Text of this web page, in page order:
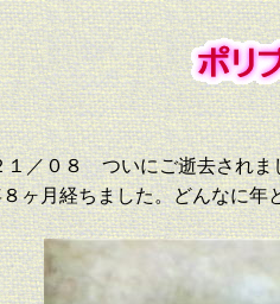
／０８ ついにご逝去されま
月経ちました。どんなに年